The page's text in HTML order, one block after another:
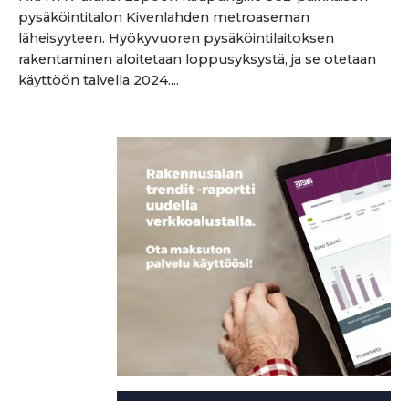
pysäköintitalon Kivenlahden metroaseman
läheisyyteen. Hyökyvuoren pysäköintilaitoksen
rakentaminen aloitetaan loppusyksystä, ja se otetaan
käyttöön talvella 2024....